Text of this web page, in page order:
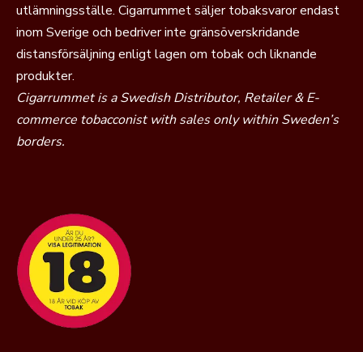
utlämningsställe. Cigarrummet säljer tobaksvaror endast
inom Sverige och bedriver inte gränsöverskridande
distansförsäljning enligt lagen om tobak och liknande
produkter.
Cigarrummet is a Swedish Distributor, Retailer & E-
commerce tobacconist with sales only within Sweden’s
borders.